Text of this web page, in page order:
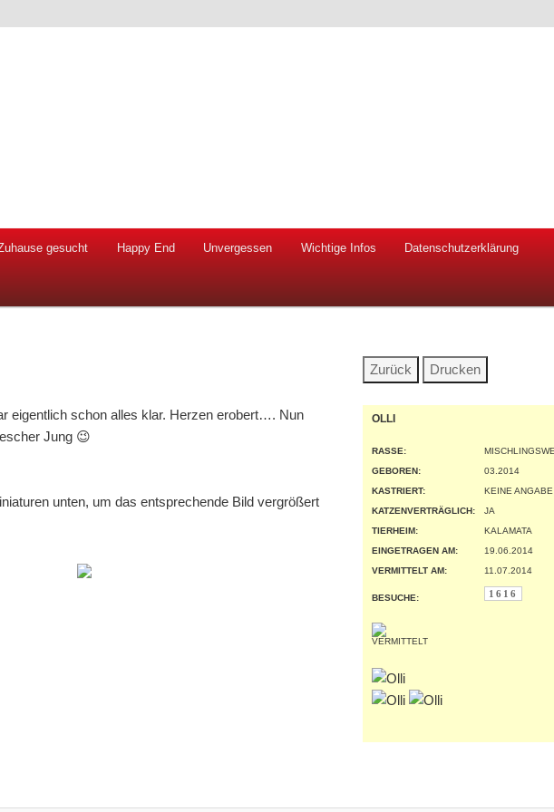
gesucht Happy End Unvergessen Wichtige Infos Datenschutzerklärung
eigentlich schon alles klar. Herzen erobert…. Nun
Jung 😉
unten, um das entsprechende Bild vergrößert
OLLI
RASSE:
GEBOREN:
03.2014
KASTRIERT:
KEINE ANGABE
KATZENVERTRÄGLICH:
JA
TIERHEIM:
KALAMATA
EINGETRAGEN AM:
19.06.2014
VERMITTELT AM:
11.07.2014
BESUCHE: 1616